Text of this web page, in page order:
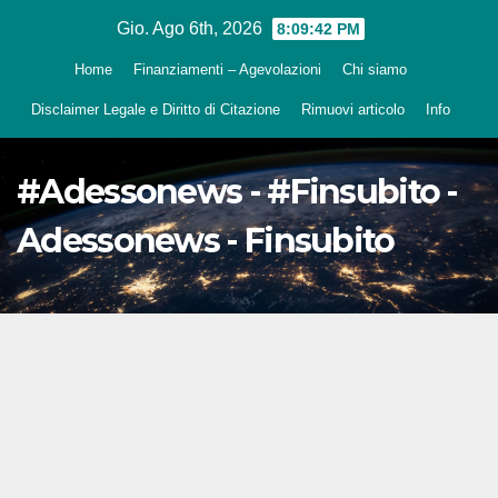
Gio. Ago 6th, 2026 8:09:44 PM
Home Finanziamenti – Agevolazioni Chi siamo
Disclaimer Legale e Diritto di Citazione Rimuovi articolo Info
#Adessonews - #Finsubito -
Adessonews - Finsubito